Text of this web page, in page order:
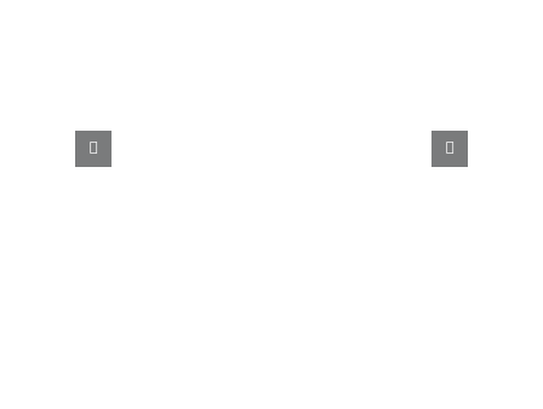
Konferencia v Smižanoch
otvorila zásadné otázky o